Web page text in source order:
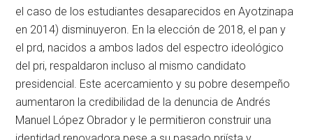
el caso de los estudiantes desaparecidos en Ayotzinapa
en 2014) disminuyeron. En la elección de 2018, el pan y
el prd, nacidos a ambos lados del espectro ideológico
del pri, respaldaron incluso al mismo candidato
presidencial. Este acercamiento y su pobre desempeño
aumentaron la credibilidad de la denuncia de Andrés
Manuel López Obrador y le permitieron construir una